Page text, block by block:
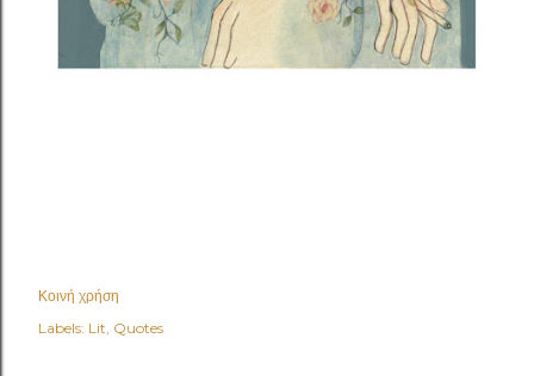
Κοινή χρήση
Labels: Lit Quotes